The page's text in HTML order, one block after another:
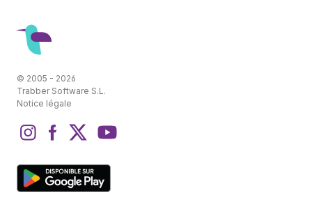
© 2005 - 2026
Trabber Software S.L.
Notice légale